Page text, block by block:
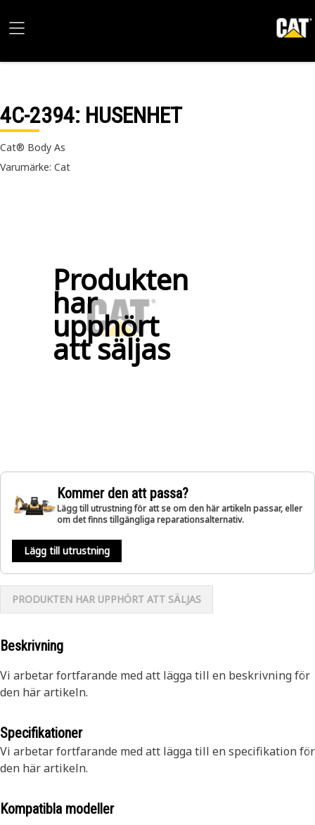
4C-2394: HUSENHET
Cat® Body As
Varumärke: Cat
Produkten
har
upphört
att säljas
Kommer den att passa?
Lägg till utrustning för att se om den här artikeln passar, eller
om det finns tillgängliga reparationsalternativ.
Lägg till utrustning
PRODUKTEN HAR UPPHÖRT ATT SÄLJAS
Beskrivning
Vi arbetar fortfarande med att lägga till en beskrivning för
den här artikeln.
Specifikationer
Vi arbetar fortfarande med att lägga till en specifikation för
den här artikeln.
Kompatibla modeller